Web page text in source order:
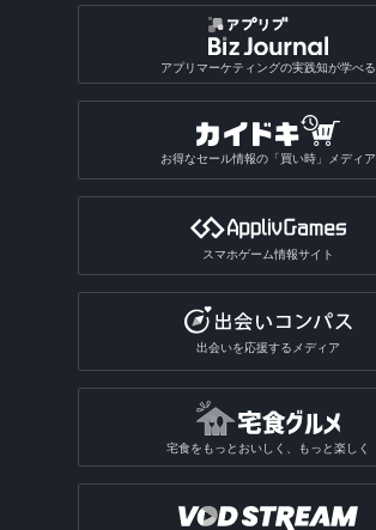
アプリマーケティングの実践知が学べる
お得なセール情報の「買い時」メディア
スマホゲーム情報サイト
出会いを応援するメディア
宅食をもっとおいしく、もっと楽しく